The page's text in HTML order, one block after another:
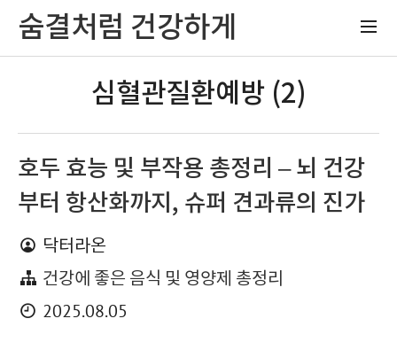
숨결처럼 건강하게
심혈관질환예방 (2)
호두 효능 및 부작용 총정리 – 뇌 건강
부터 항산화까지, 슈퍼 견과류의 진가
닥터라온
건강에 좋은 음식 및 영양제 총정리
2025.08.05